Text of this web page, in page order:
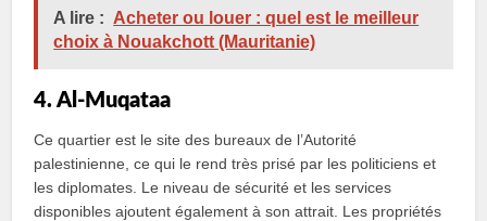
A lire : Acheter ou louer : quel est le meilleur
choix à Nouakchott (Mauritanie)
4. Al-Muqataa
Ce quartier est le site des bureaux de l’Autorité
palestinienne, ce qui le rend très prisé par les politiciens et
les diplomates. Le niveau de sécurité et les services
disponibles ajoutent également à son attrait. Les propriétés